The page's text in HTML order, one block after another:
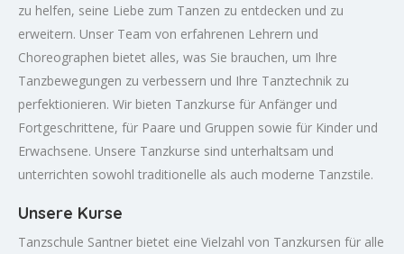
zu helfen, seine Liebe zum Tanzen zu entdecken und zu
erweitern. Unser Team von erfahrenen Lehrern und
Choreographen bietet alles, was Sie brauchen, um Ihre
Tanzbewegungen zu verbessern und Ihre Tanztechnik zu
perfektionieren. Wir bieten Tanzkurse für Anfänger und
Fortgeschrittene, für Paare und Gruppen sowie für Kinder und
Erwachsene. Unsere Tanzkurse sind unterhaltsam und
unterrichten sowohl traditionelle als auch moderne Tanzstile.
Unsere Kurse
Tanzschule Santner bietet eine Vielzahl von Tanzkursen für alle